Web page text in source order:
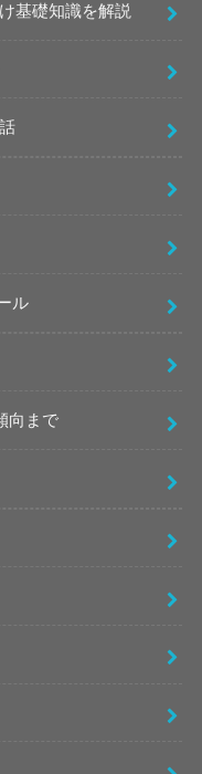
基礎知識を解説
ル
向まで